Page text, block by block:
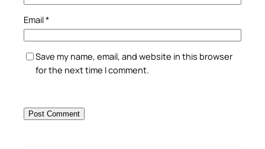
Email*
Save my name, email, and website in this browser
for the next time I comment.